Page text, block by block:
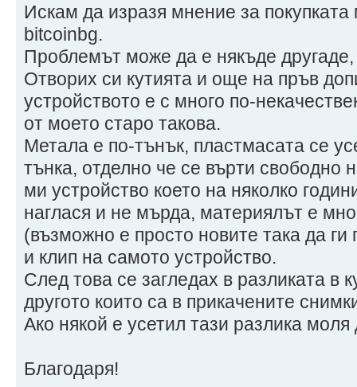
Искам да изразя мнение за
bitcoinbg.
Проблемът може да е някъде
Отворих си кутията и още на пръв
устройството е с много по-
от моето старо такова.
Метала е по-тънък, пластмасата се
тънка, отделно че се върти свободно
ми устройство което на няколко
наглася и не мърда, материялът е
(възможно е просто новите така да ги
и клип на самото устройство.
След това се загледах в разликата в
другото които са в прикачените
Ако някой е усетил тази разлика
Благодаря!